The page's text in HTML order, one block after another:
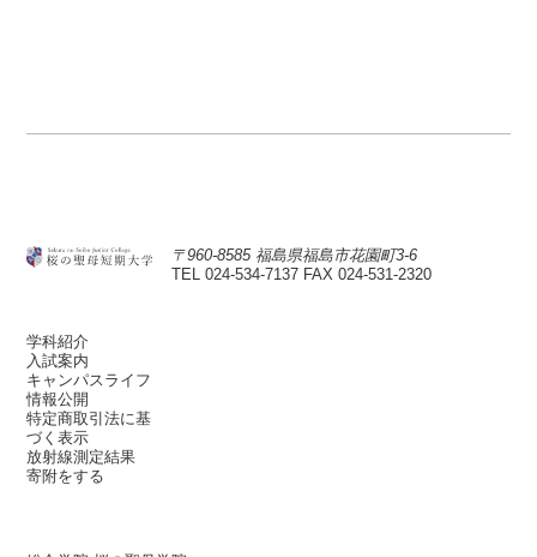
〒960-8585 福島県福島市花園町3-6
TEL 024-534-7137 FAX 024-531-2320
学科紹介
入試案内
キャンパスライフ
情報公開
特定商取引法に基
づく表示
放射線測定結果
寄附をする